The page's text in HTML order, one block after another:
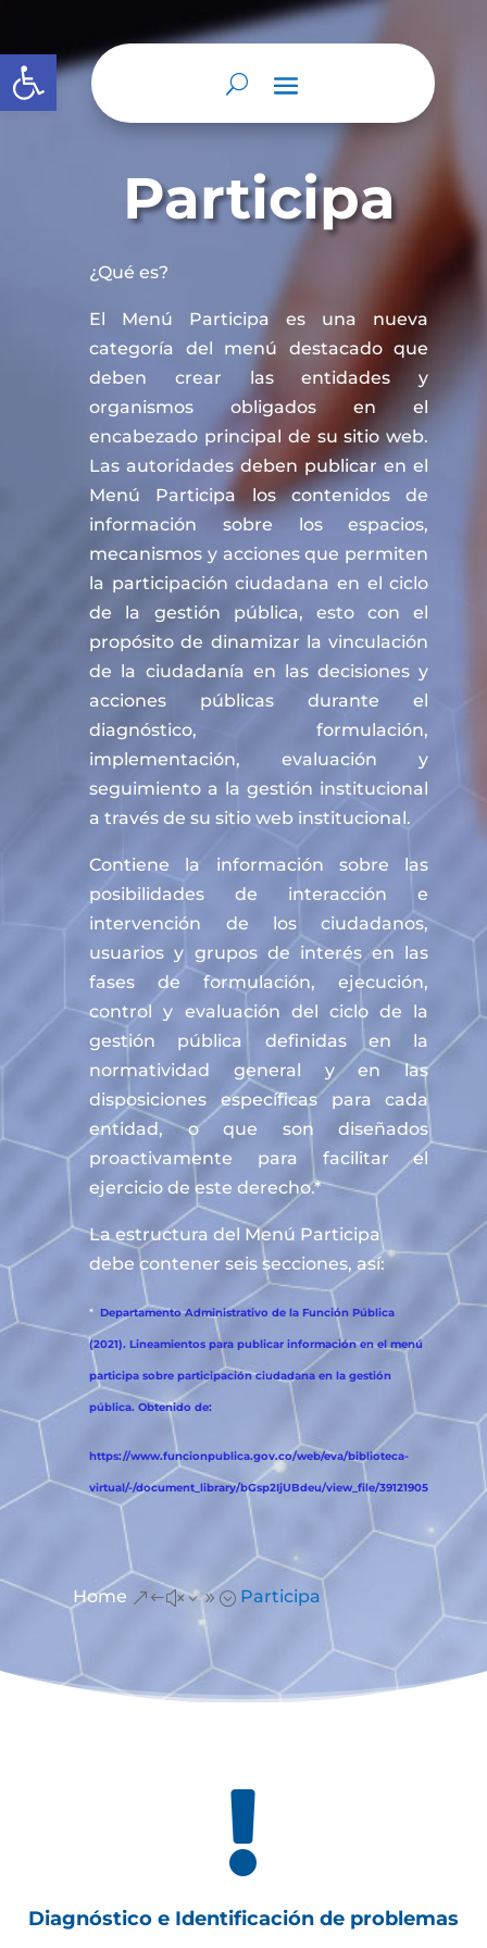
Abrir barra de herramientas
Participa
¿Qué es?
El Menú Participa es una nueva
categoría del menú destacado que
deben crear las entidades y
organismos obligados en el
encabezado principal de su sitio web.
Las autoridades deben publicar en el
Menú Participa los contenidos de
información sobre los espacios,
mecanismos y acciones que permiten
la participación ciudadana en el ciclo
de la gestión pública, esto con el
propósito de dinamizar la vinculación
de la ciudadanía en las decisiones y
acciones públicas durante el
diagnóstico, formulación,
implementación, evaluación y
seguimiento a la gestión institucional
a través de su sitio web institucional.
Contiene la información sobre las
posibilidades de interacción e
intervención de los ciudadanos,
usuarios y grupos de interés en las
fases de formulación, ejecución,
control y evaluación del ciclo de la
gestión pública definidas en la
normatividad general y en las
disposiciones específicas para cada
entidad, o que son diseñados
proactivamente para facilitar el
ejercicio de este derecho.*
La estructura del Menú Participa
debe contener seis secciones, así:
* Departamento Administrativo de la Función Pública
(2021). Lineamientos para publicar información en el menú
participa sobre participación ciudadana en la gestión
pública. Obtenido de:
https://www.funcionpublica.gov.co/web/eva/biblioteca-
virtual/-/document_library/bGsp2IjUBdeu/view_file/39121905
Home &#x39; Participa

Diagnóstico e Identificación de problemas